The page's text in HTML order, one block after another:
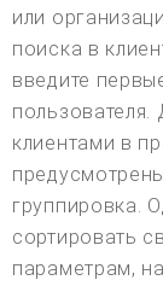
или
поиска в
введите
клиентами в
группировка.
сортировать
параметрам,